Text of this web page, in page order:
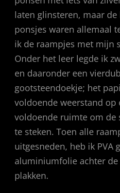
laten glinsteren, maar de
ponsjes waren allemaal
ik de raampjes met mijn
Onder het leer legde ik
en daaronder een
gootsteendoekje; het
voldoende weerstand op
voldoende ruimte om de
te steken. Toen alle
uitgesneden, heb ik PVA
aluminiumfolie achter
plakken.